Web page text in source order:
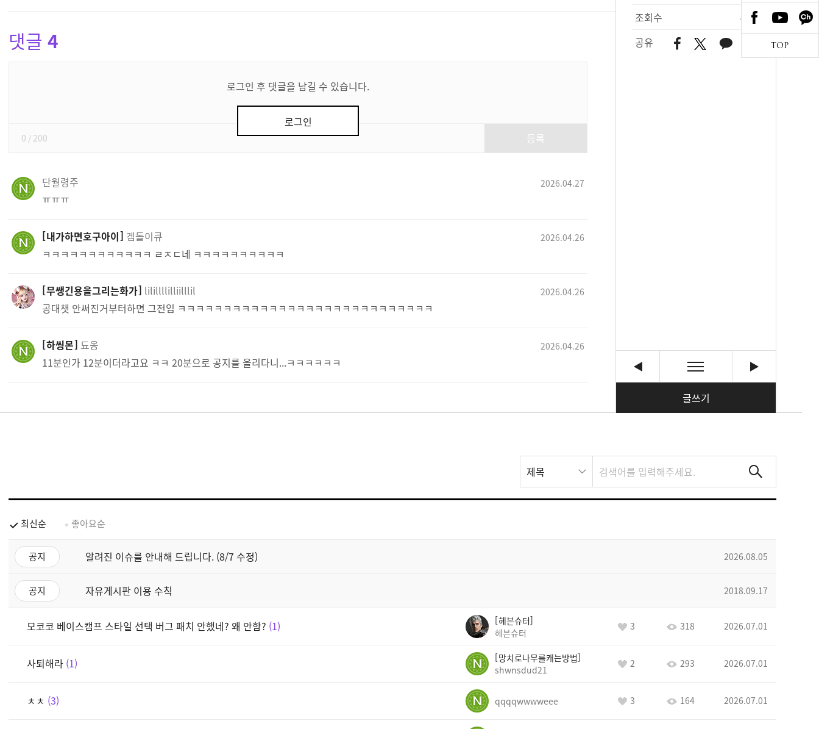
조회수
482
공유
글쓰기
댓글 4
로그인 후 댓글을 남길 수 있습니다.
로그인
0 / 200
단월령주 2026.04.27
ㅠㅠㅠ
내가하면호구아이 겜돌이큐 2026.04.26
ㅋㅋㅋㅋㅋㅋㅋㅋㅋㅋㅋㅋ ㄹㅈㄷ네 ㅋㅋㅋㅋㅋㅋㅋㅋㅋㅋ
무쌩긴용을그리는화가 lilillllilliilllil 2026.04.26
공대챗 안써진거부터하면 그전임 ㅋㅋㅋㅋㅋㅋㅋㅋㅋㅋㅋㅋㅋㅋㅋㅋㅋㅋㅋㅋㅋㅋㅋㅋㅋㅋㅋㅋ
하씽몬 됴옹 2026.04.26
11분인가 12분이더라고요 ㅋㅋ 20분으로 공지를 올리다니...ㅋㅋㅋㅋㅋㅋ
스
트
제목
최신순 좋아요순
공지 알려진 이슈를 안내해 드립니다. (8/7 수정) 2026.08.05
공지 자유게시판 이용 수칙 2018.09.17
모코코 베이스캠프 스타일 선택 버그 패치 안했네? 왜 안함? 1
헤븐슈터
헤븐슈터
3 318 2026.07.01
사퇴해라 1
망치로나무를캐는방법
shwnsdud21
2 293 2026.07.01
ㅊㅊ 3 qqqqwwwweee 3 164 2026.07.01
TOP